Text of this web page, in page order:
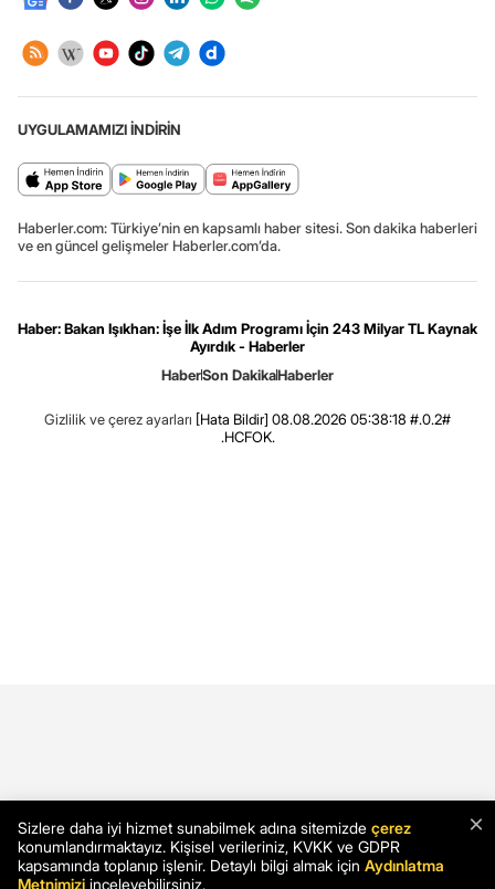
UYGULAMAMIZI İNDİRİN
Haberler.com: Türkiye’nin en kapsamlı haber sitesi. Son dakika haberleri
ve en güncel gelişmeler Haberler.com’da.
Haber: Bakan Işıkhan: İşe İlk Adım Programı İçin 243 Milyar TL Kaynak
Ayırdık - Haberler
HaberSon DakikaHaberler
Gizlilik ve çerez ayarları [Hata Bildir] 08.08.2026 05:38:18 #.0.2#
.HCFOK.
×
Sizlere daha iyi hizmet sunabilmek adına sitemizde çerez
konumlandırmaktayız. Kişisel verileriniz, KVKK ve GDPR
kapsamında toplanıp işlenir. Detaylı bilgi almak için Aydınlatma
Metnimizi inceleyebilirsiniz.